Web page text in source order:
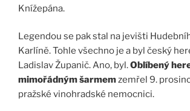
Knížepána.
Legendou se pak stal na jevišti
Karlíně. Tohle všechno je a byl český
Ladislav Županič. Ano, byl.Oblíbený
mimořádným šarmemzemřel 9.
pražské vinohradské nemocnici.